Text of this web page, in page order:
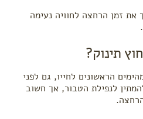
את זמן הרחצה לחוויה נעימה
תינוק?
הראשונים לחייו, גם לפני
לנפילת הטבור, אך חשוב